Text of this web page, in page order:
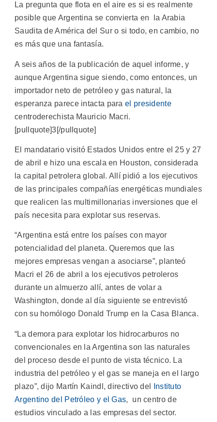
La pregunta que flota en el aire es si es realmente
posible que Argentina se convierta en la Arabia
Saudita de América del Sur o si todo, en cambio, no
es más que una fantasía.
A seis años de la publicación de aquel informe, y
aunque Argentina sigue siendo, como entonces, un
importador neto de petróleo y gas natural, la
esperanza parece intacta parael presidente
centroderechista Mauricio Macri.
[pullquote]3[/pullquote]
El mandatario visitó Estados Unidos entre el 25 y 27
de abril e hizo una escala en Houston, considerada
la capital petrolera global. Allí pidió a los ejecutivos
de las principales compañías energéticas mundiales
que realicen las multimillonarias inversiones que el
país necesita para explotar sus reservas.
“Argentina está entre los países con mayor
potencialidad del planeta. Queremos que las
mejores empresas vengan a asociarse”, planteó
Macri el 26 de abril a los ejecutivos petroleros
durante un almuerzo allí, antes de volar a
Washington, donde al día siguiente se entrevistó
con su homólogo Donald Trump en la Casa Blanca.
“La demora para explotar los hidrocarburos no
convencionales en la Argentina son las naturales
del proceso desde el punto de vista técnico. La
industria del petróleo y el gas se maneja en el largo
plazo”, dijo Martín Kaindl, directivo del
Instituto
Argentino del Petróleo y el Gas, un centro de
estudios vinculado a las empresas del sector.